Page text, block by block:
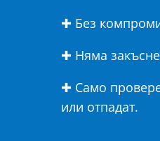
✚ Без
✚ Няма
✚ Само
или отпадат.